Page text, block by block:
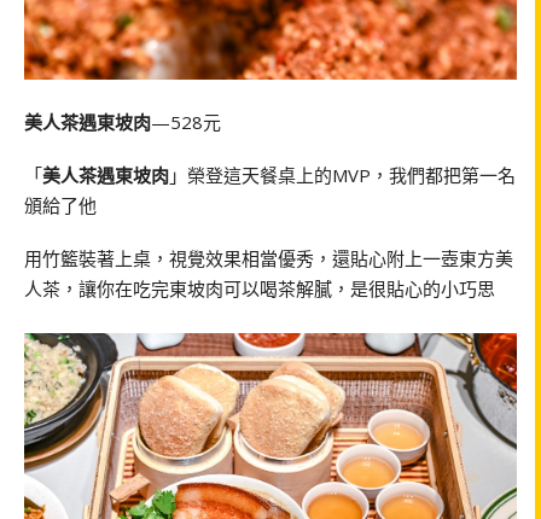
美人茶遇東坡肉—528元
「美人茶遇東坡肉 」榮登這天餐桌上的MVP，我們都把第一名
頒給了他
用竹籃裝著上桌，視覺效果相當優秀，還貼心附上一壺東方美
人茶，讓你在吃完東坡肉可以喝茶解膩，是很貼心的小巧思